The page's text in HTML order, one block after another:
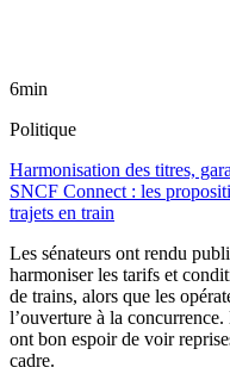
6min
Politique
Harmonisation des titres,
SNCF Connect : les
trajets en train
Les sénateurs ont rendu
harmoniser les tarifs et
de trains, alors que les
l’ouverture à la
ont bon espoir de voir
cadre.